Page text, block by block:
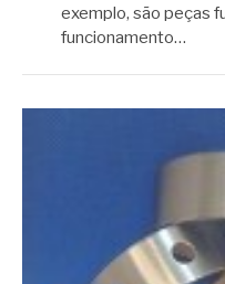
exemplo, são peças
funcionamento…